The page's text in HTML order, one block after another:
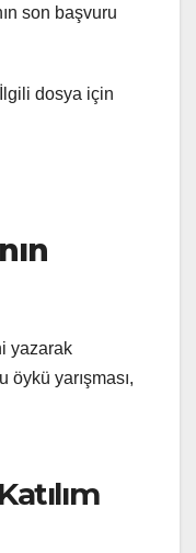
son başvuru
dosya için
yazarak
yarışması,